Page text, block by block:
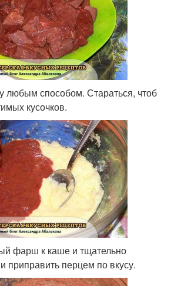
любым способом. Стараться, чтоб
кусочков.
фарш к каше и тщательно
приправить перцем по вкусу.